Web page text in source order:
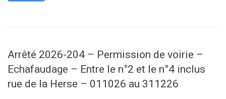
Arrêté 2026-204 – Permission de voirie –
Echafaudage – Entre le n°2 et le n°4 inclus
rue de la Herse – 011026 au 311226